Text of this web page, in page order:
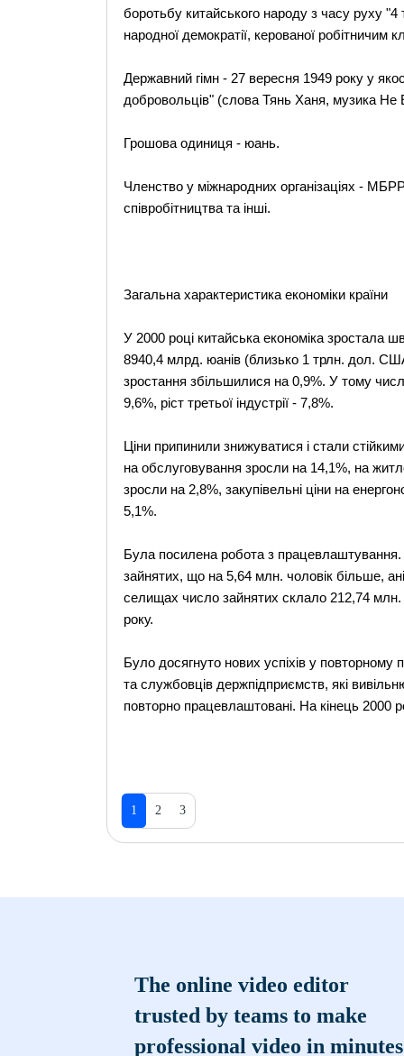
боротьбу китайського народу з часу руху
народної демократії, керованої робітничим
Державний гімн - 27 вересня 1949 року у
добровольців" (слова Тянь Ханя, музика Не
Грошова одиниця - юань.
Членство у міжнародних організаціях -
співробітництва та інші.
Загальна характеристика економіки країни
У 2000 році китайська економіка зростала
8940,4 млрд. юанів (близько 1 трлн. дол.
зростання збільшилися на 0,9%. У тому числі
9,6%, ріст третьої індустрії - 7,8%.
Ціни припинили знижуватися і стали
на обслуговування зросли на 14,1%, на
зросли на 2,8%, закупівельні ціни на
5,1%.
Була посилена робота з працевлаштування.
зайнятих, що на 5,64 млн. чоловік більше,
селищах число зайнятих склало 212,74 млн.
року.
Було досягнуто нових успіхів у повторному
та службовців держпідприємств, які
повторно працевлаштовані. На кінець 2000
1 2 3
The online video editor
trusted by teams to make
professional video in minutes